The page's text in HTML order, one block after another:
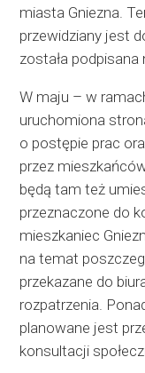
miasta Gniezna.
przewidziany jest
została podpisana
W maju – w
uruchomiona
o postępie prac
przez
będą tam też
przeznaczone do
mieszkaniec
na temat
przekazane do
rozpatrzenia.
planowane jest
konsultacji